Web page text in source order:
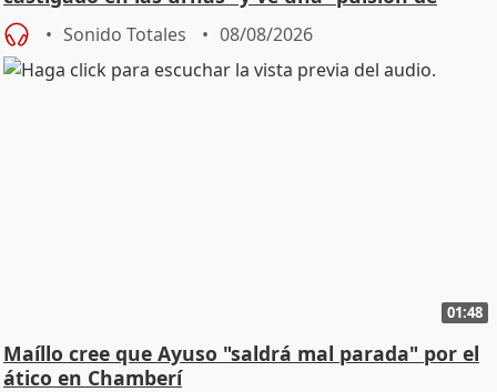
cambio"
Sonido Totales 08/08/2026
01:48
Maíllo cree que Ayuso "saldrá mal parada" por el
ático en Chamberí